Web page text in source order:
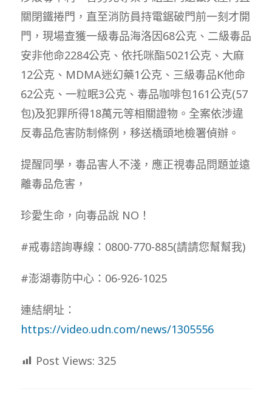
關閉鐵捲門，直至消防員持電鋸破門前一刻才開
門，現場查獲一級毒品海洛因68公克、二級毒品
安非他命2284公克、依托咪酯5021公克、大麻
12公克、MDMA迷幻藥1公克、三級毒品K他命
62公克、一粒眠3公克、毒品咖啡包161公克(57
包)及犯罪所得18萬元等相關證物。全案依涉違
反毒品危害防制條例，移送橋頭地檢署偵辦。
提醒同學，毒品害人不淺，應正視毒品問題並遠
離毒品危害，
珍愛生命，向毒品說 NO！
#戒毒諮詢專線：0800-770-885(請請您幫幫我)
#澎湖毒防中心：06-926-1025
連結網址：
https://video.udn.com/news/1305556
Post Views: 325